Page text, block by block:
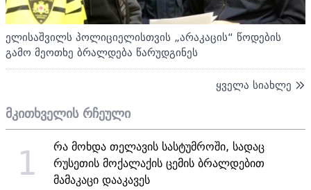
ელისაშვილს პოლიციელისთვის „არაკაცის“ წოდების
გამო მეოთხე ბრალდება წარუდგინეს
ყველა სიახლე
მკითხველის რჩეული
1
რა მოხდა თელავის სასტუმროში, სადაც
რუსეთის მოქალაქის ცემის ბრალდებით
მამაკაცი დააკავეს